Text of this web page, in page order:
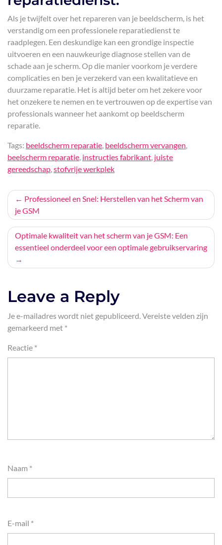
Als je twijfelt over het repareren van je beeldscherm, is het
verstandig om een professionele reparatiedienst te
raadplegen. Een deskundige kan een grondige inspectie
uitvoeren en een nauwkeurige diagnose stellen van de
schade aan je scherm. Op die manier voorkom je verdere
complicaties en ben je verzekerd van een kwalitatieve en
duurzame reparatie. Het is altijd beter om het zekere voor
het onzekere te nemen en te vertrouwen op de expertise van
professionals wanneer het aankomt op beeldscherm
reparatie.
Tags: beeldscherm reparatie, beeldscherm vervangen,
beelscherm reparatie, instructies fabrikant, juiste
gereedschap,stofvrije werkplek
Bericht
navigatie
Professioneel en Snel: Herstellen van het Scherm van
je GSM
Optimale kwaliteit van het scherm van je GSM: Een
essentieel onderdeel voor een optimale gebruikservaring
Leave a Reply
Je e-mailadres wordt niet gepubliceerd.Vereiste velden zijn
gemarkeerd met *
Reactie *
Naam *
E-mail *